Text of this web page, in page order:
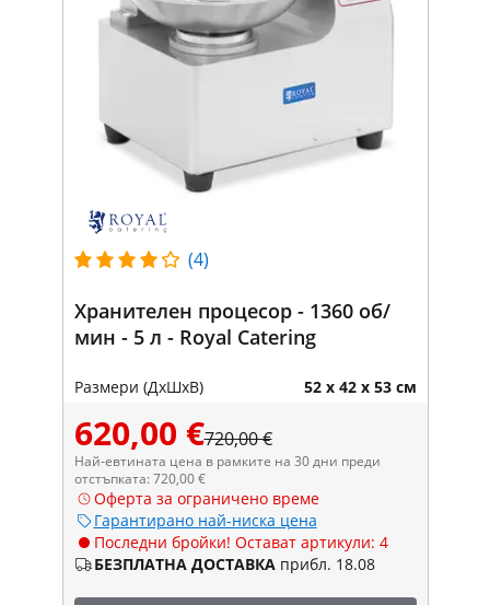
(4)
Хранителен процесор - 1360 об/
мин - 5 л - Royal Catering
Размери (ДxШxВ) 52 x 42 x 53 см
620,00 €720,00 €
Най-евтината цена в рамките на 30 дни преди
отстъпката: 720,00 €
Оферта за ограничено време
Гарантирано най-ниска цена
Последни бройки! Остават артикули: 4
БЕЗПЛАТНА ДОСТАВКА прибл. 18.08